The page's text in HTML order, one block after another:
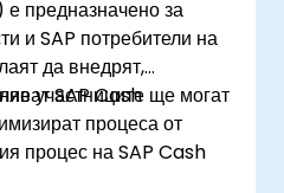
предназначено за
и SAP потребители на
да внедрят,
SAP Cash
процеса от
участниците ще могат
процес на SAP Cash